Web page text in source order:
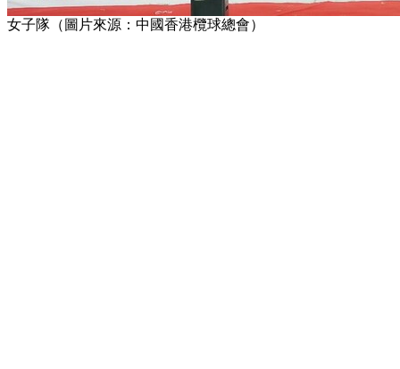
女子隊（圖片來源：中國香港欖球總會）